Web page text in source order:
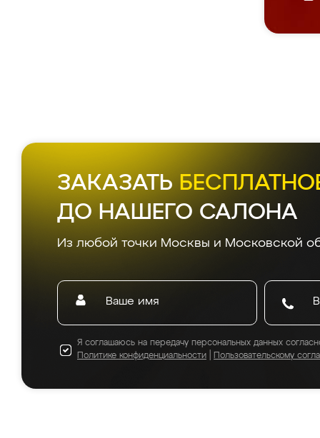
ЗАКАЗАТЬ
ДО НАШЕГО САЛОНА
Из любой точки Москвы и Московской
Я соглашаюсь на передачу персональных данных
Политике конфиденциальности
Пользовательскому